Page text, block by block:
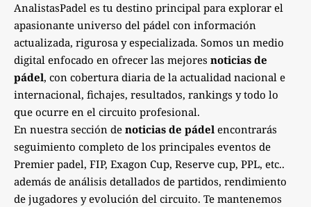
AnalistasPadel es tu destino principal para explorar el
apasionante universo del pádel con información
actualizada, rigurosa y especializada. Somos un medio
digital enfocado en ofrecer las mejores noticias de
pádel, con cobertura diaria de la actualidad nacional e
internacional, fichajes, resultados, rankings y todo lo
que ocurre en el circuito profesional.
En nuestra sección de noticias de pádel encontrarás
seguimiento completo de los principales eventos de
Premier padel, FIP, Exagon Cup, Reserve cup, PPL, etc..
además de análisis detallados de partidos, rendimiento
de jugadores y evolución del circuito. Te mantenemos